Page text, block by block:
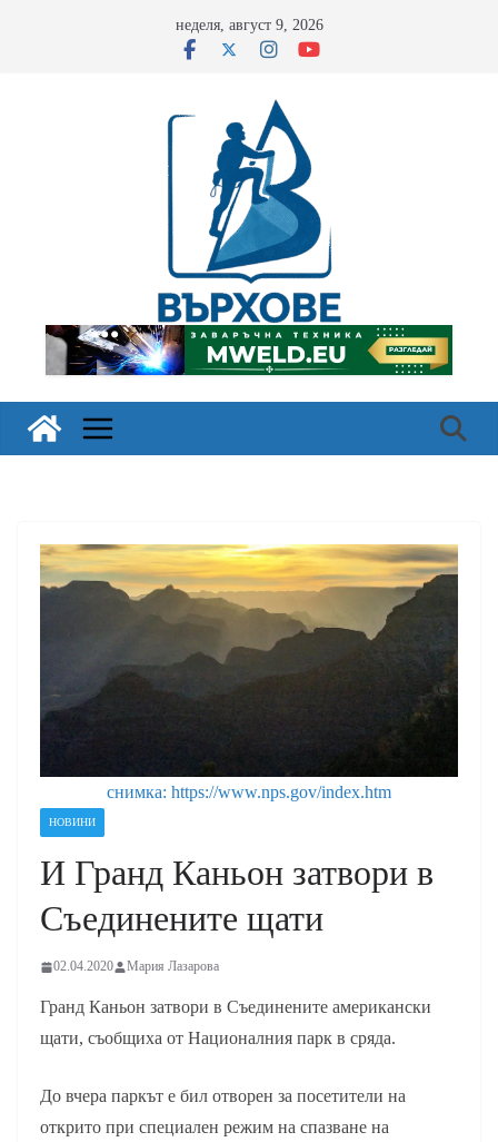
неделя, август 9, 2026
снимка: https://www.nps.gov/index.htm
НОВИНИ
И Гранд Каньон затвори в
Съединените щати
02.04.2020 Мария Лазарова
Гранд Каньон затвори в Съединените американски
щати, съобщиха от Националния парк в сряда.
До вчера паркът е бил отворен за посетители на
открито при специален режим на спазване на